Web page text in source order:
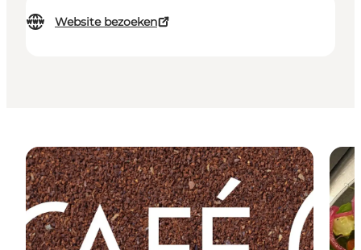
Website bezoeken